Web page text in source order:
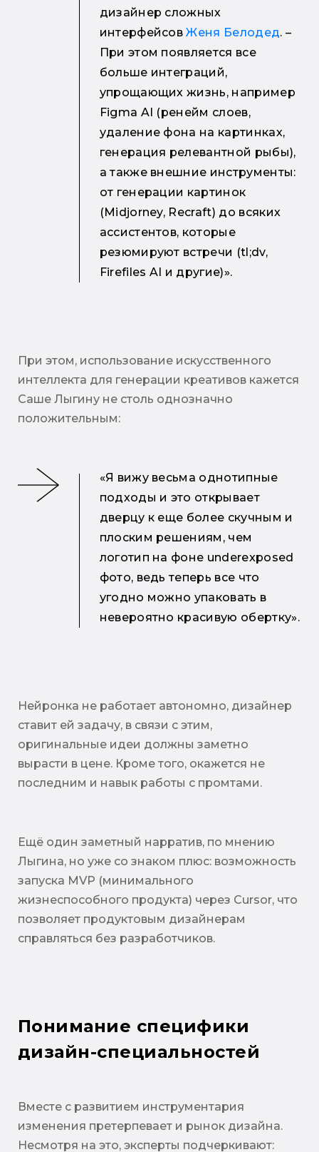
дизайнер сложных
интерфейсовЖеня Белодед. –
При этом появляется все
больше интеграций,
упрощающих жизнь, например
Figma AI (ренейм слоев,
удаление фона на картинках,
генерация релевантной рыбы),
а также внешние инструменты:
от генерации картинок
(Midjorney, Recraft) до всяких
ассистентов, которые
резюмируют встречи (tl;dv,
Firefiles AI и другие)».
При этом, использование искусственного
интеллекта для генерации креативов кажется
Саше Лыгину не столь однозначно
положительным:
«Я вижу весьма однотипные
подходы и это открывает
дверцу к еще более скучным и
плоским решениям, чем
логотип на фоне underexposed
фото, ведь теперь все что
угодно можно упаковать в
невероятно красивую обертку».
Нейронка не работает автономно, дизайнер
ставит ей задачу, в связи с этим,
оригинальные идеи должны заметно
вырасти в цене. Кроме того, окажется не
последним и навык работы с промтами.
Ещё один заметный нарратив, по мнению
Лыгина, но уже со знаком плюс: возможность
запуска MVP (минимального
жизнеспособного продукта) через Cursor, что
позволяет продуктовым дизайнерам
справляться без разработчиков.
Понимание специфики
дизайн-специальностей
Вместе с развитием инструментария
изменения претерпевает и рынок дизайна.
Несмотря на это, эксперты подчеркивают: